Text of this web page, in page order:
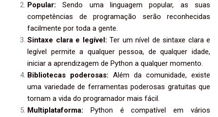
Popular: Sendo uma linguagem popular, as suas
competências de programação serão reconhecidas
facilmente por toda a gente.
Sintaxe clara e legível: Ter um nível de sintaxe clara e
legível permite a qualquer pessoa, de qualquer idade,
iniciar a aprendizagem de Python a qualquer momento.
Bibliotecas poderosas: Além da comunidade, existe
uma variedade de ferramentas poderosas gratuitas que
tornam a vida do programador mais fácil.
Multiplataforma: Python é compatível em vários